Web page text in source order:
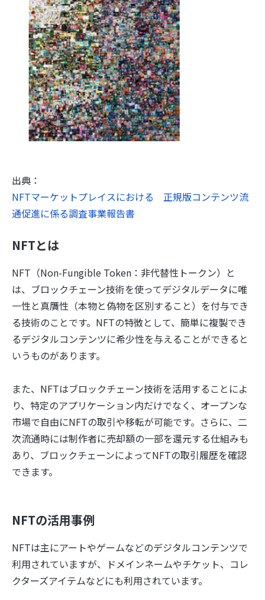
出典：
NFTマーケットプレイスにおける 正規版コンテンツ流
通促進に係る調査事業報告書
NFTとは
NFT（Non-Fungible Token：非代替性トークン）と
は、ブロックチェーン技術を使ってデジタルデータに唯
一性と真贋性（本物と偽物を区別すること）を付与でき
る技術のことです。NFTの特徴として、簡単に複製でき
るデジタルコンテンツに希少性を与えることができると
いうものがあります。
また、NFTはブロックチェーン技術を活用することによ
り、特定のアプリケーション内だけでなく、オープンな
市場で自由にNFTの取引や移転が可能です。さらに、二
次流通時には制作者に売却額の一部を還元する仕組みも
あり、ブロックチェーンによってNFTの取引履歴を確認
できます。
NFTの活用事例
NFTは主にアートやゲームなどのデジタルコンテンツで
利用されていますが、ドメインネームやチケット、コレ
クターズアイテムなどにも利用されています。